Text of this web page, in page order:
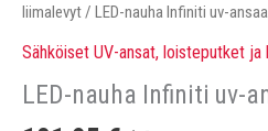
liimalevyt/ LED-nauha Infiniti uv-
Sähköiset UV-ansat, loisteputket ja
LED-nauha Infiniti uv-